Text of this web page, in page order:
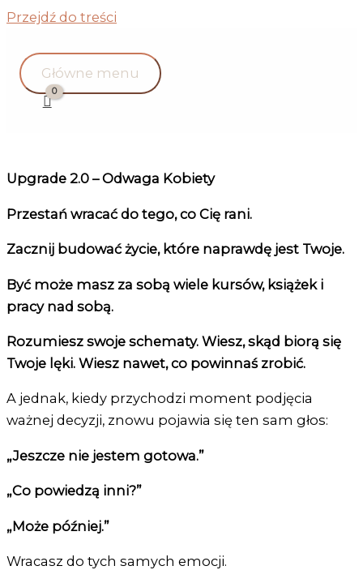
Przejdź do treści
Główne menu
Upgrade 2.0 – Odwaga Kobiety
Przestań wracać do tego, co Cię rani.
Zacznij budować życie, które naprawdę jest Twoje.
Być może masz za sobą wiele kursów, książek i
pracy nad sobą.
Rozumiesz swoje schematy. Wiesz, skąd biorą się
Twoje lęki. Wiesz nawet, co powinnaś zrobić.
A jednak, kiedy przychodzi moment podjęcia
ważnej decyzji, znowu pojawia się ten sam głos:
„Jeszcze nie jestem gotowa.”
„Co powiedzą inni?”
„Może później.”
Wracasz do tych samych emocji.